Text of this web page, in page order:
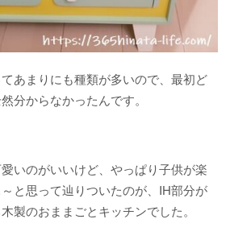
あまりにも種類が多いので、最初ど
分からなかったんです。
いのがいいけど、やっぱり子供が楽
と思って辿りついたのが、IH部分が
製のおままごとキッチンでした。